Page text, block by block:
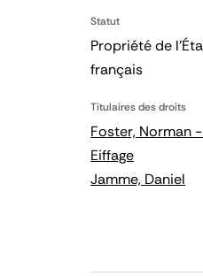
Statut
Propriété de
français
Titulaires des droits
Foster, Norman
Eiffage
Jamme, Daniel